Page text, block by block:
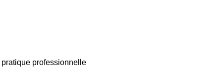
professionnelle